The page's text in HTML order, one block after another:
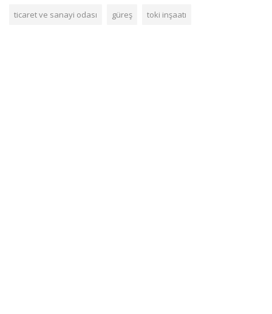
ticaret ve sanayi odası güreş toki inşaatı